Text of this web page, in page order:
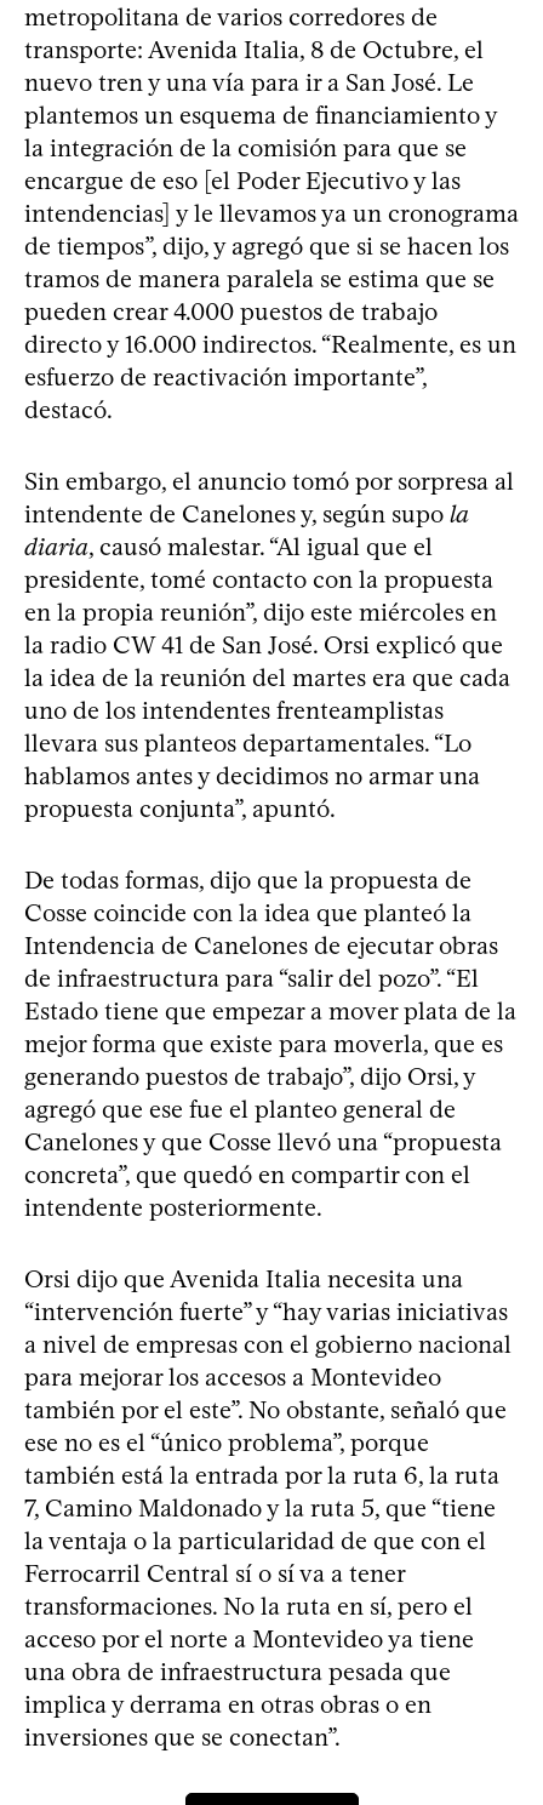
metropolitana de varios corredores de
transporte: Avenida Italia, 8 de Octubre, el
nuevo tren y una vía para ir a San José. Le
plantemos un esquema de financiamiento y
la integración de la comisión para que se
encargue de eso [el Poder Ejecutivo y las
intendencias] y le llevamos ya un cronograma
de tiempos”, dijo, y agregó que si se hacen los
tramos de manera paralela se estima que se
pueden crear 4.000 puestos de trabajo
directo y 16.000 indirectos. “Realmente, es un
esfuerzo de reactivación importante”,
destacó.
Sin embargo, el anuncio tomó por sorpresa al
intendente de Canelones y, según supo la
diaria, causó malestar. “Al igual que el
presidente, tomé contacto con la propuesta
en la propia reunión”, dijo este miércoles en
la radio CW 41 de San José. Orsi explicó que
la idea de la reunión del martes era que cada
uno de los intendentes frenteamplistas
llevara sus planteos departamentales. “Lo
hablamos antes y decidimos no armar una
propuesta conjunta”, apuntó.
De todas formas, dijo que la propuesta de
Cosse coincide con la idea que planteó la
Intendencia de Canelones de ejecutar obras
de infraestructura para “salir del pozo”. “El
Estado tiene que empezar a mover plata de la
mejor forma que existe para moverla, que es
generando puestos de trabajo”, dijo Orsi, y
agregó que ese fue el planteo general de
Canelones y que Cosse llevó una “propuesta
concreta”, que quedó en compartir con el
intendente posteriormente.
Orsi dijo que Avenida Italia necesita una
“intervención fuerte” y “hay varias iniciativas
a nivel de empresas con el gobierno nacional
para mejorar los accesos a Montevideo
también por el este”. No obstante, señaló que
ese no es el “único problema”, porque
también está la entrada por la ruta 6, la ruta
7, Camino Maldonado y la ruta 5, que “tiene
la ventaja o la particularidad de que con el
Ferrocarril Central sí o sí va a tener
transformaciones. No la ruta en sí, pero el
acceso por el norte a Montevideo ya tiene
una obra de infraestructura pesada que
implica y derrama en otras obras o en
inversiones que se conectan”.